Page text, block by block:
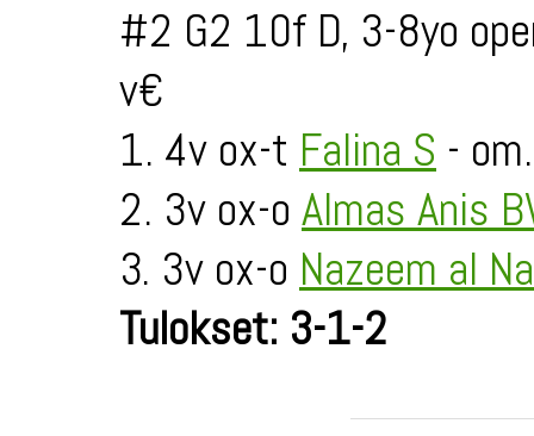
#2 G2 10f D, 3-8yo
v€
1. 4v ox-t Falina S -
2. 3v ox-o Almas Anis
3. 3v ox-o Nazeem al
Tulokset: 3-1-2